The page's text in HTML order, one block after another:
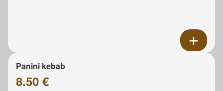
Panini kebab
8.50 €